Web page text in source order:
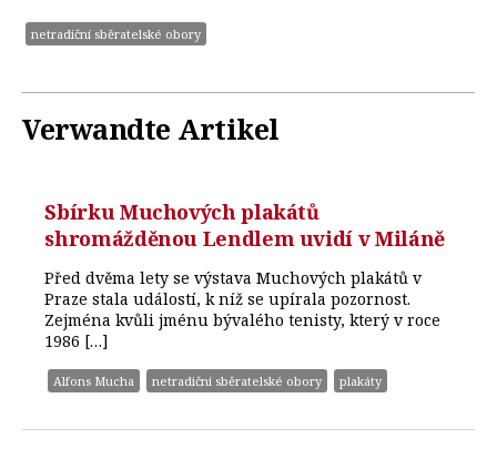
netradiční sběratelské obory
Verwandte Artikel
Sbírku Muchových plakátů
shromážděnou Lendlem uvidí v Miláně
Před dvěma lety se výstava Muchových plakátů v
Praze stala událostí, k níž se upírala pozornost.
Zejména kvůli jménu bývalého tenisty, který v roce
1986 […]
Alfons Mucha netradiční sběratelské obory plakáty